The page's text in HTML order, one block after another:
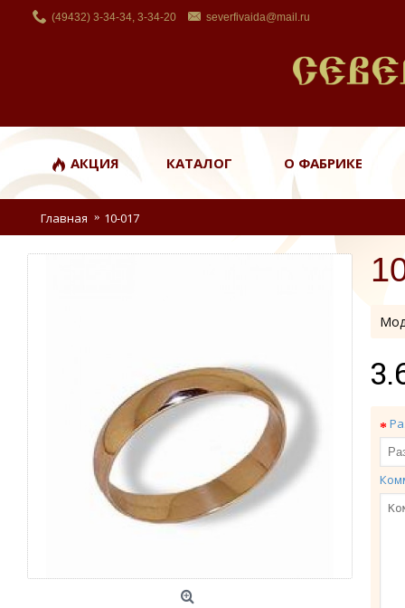
(49432) 3-34-34, 3-34-20 severfivaida@mail.ru
АКЦИЯ КАТАЛОГ О ФАБРИКЕ
Главная 10-017